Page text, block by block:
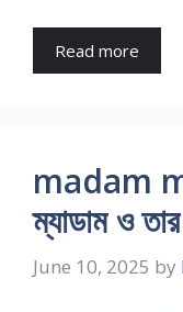
Read more
madam
ম্যাডাম ও
June 10, 2025 by